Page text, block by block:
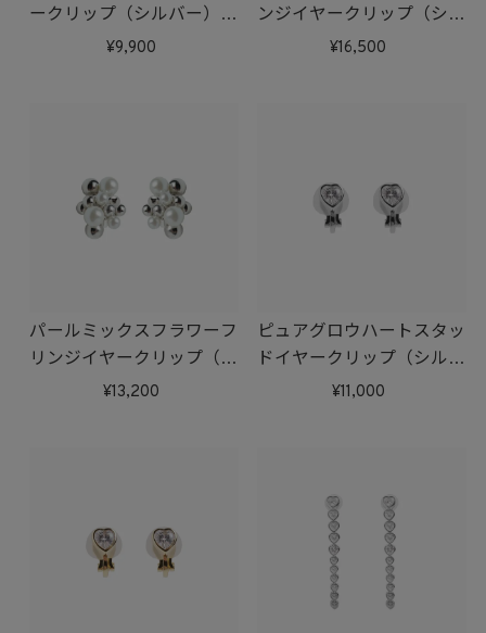
ークリップ（シルバー）
9,900
ンジイヤークリップ（シル
16,500
パールミックスフラワーフ
リンジイヤークリップ（シ
13,200
ピュアグロウハートスタッ
ドイヤークリップ（シルバ
11,000